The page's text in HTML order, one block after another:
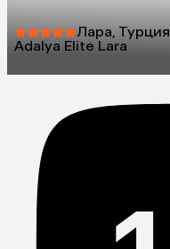
Лара, Турция
Adalya Elite Lara